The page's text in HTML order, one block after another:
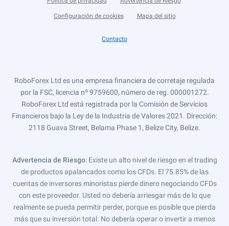
Configuración de cookies Mapa del sitio
Contacto
RoboForex Ltd es una empresa financiera de corretaje regulada
por la FSC, licencia nº 9759600, número de reg. 000001272.
RoboForex Ltd está registrada por la Comisión de Servicios
Financieros bajo la Ley de la Industria de Valores 2021. Dirección:
2118 Guava Street, Belama Phase 1, Belize City, Belize.
Advertencia de Riesgo: Existe un alto nivel de riesgo en el trading
de productos apalancados como los CFDs. El 75.85% de las
cuentas de inversores minoristas pierde dinero negociando CFDs
con este proveedor. Usted no debería arriesgar más de lo que
realmente se pueda permitir perder, porque es posible que pierda
más que su inversión total. No debería operar o invertir a menos